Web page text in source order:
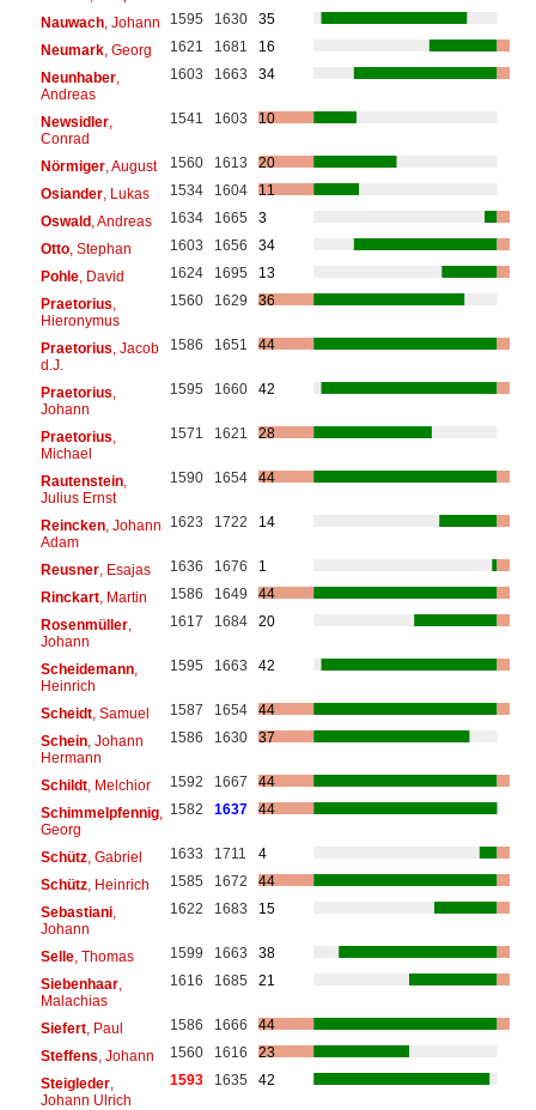
Nauwach, Johann 1595 1630
35
Neumark, Georg 1621 1681
16
Neunhaber,
Andreas
1603 1663 34
Newsidler,
Conrad
1541 1603 10
Nörmiger, August 1560 1613
20
Osiander, Lukas 1534 1604
11
Oswald, Andreas 1634 1665
3
Otto, Stephan 1603 1656
34
Pohle, David 1624 1695
13
Praetorius
Hieronymus
1560 1629 36
Praetorius , Jacob
d.J.
1586 1651 44
Praetorius
Johann
1595 1660 42
Praetorius
Michael
1571 1621 28
Rautenstein,
Julius Ernst
1590 1654 44
Reincken, Johann
Adam
1623 1722 14
Reusner, Esajas 1636 1676
1
Rinckart, Martin 1586 1649
44
Rosenmüller,
Johann
1617 1684 20
Scheidemann,
Heinrich
1595 1663 42
Scheidt, Samuel 1587 1654
44
Schein, Johann
Hermann
1586 1630 37
Schildt, Melchior 1592 1667
44
Schimmelpfennig,
Georg
1582 1637 44
Schütz, Gabriel 1633 1711
4
Schütz, Heinrich 1585 1672
44
Sebastiani,
Johann
1622 1683 15
Selle, Thomas 1599 1663
38
Siebenhaar,
Malachias
1616 1685 21
Siefert, Paul 1586 1666
44
Steffens , Johann 1560 1616
23
Steigleder,
Johann Ulrich
1593 1635 42